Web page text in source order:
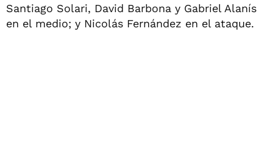
Santiago Solari, David Barbona y Gabriel Alanís
en el medio; y Nicolás Fernández en el ataque.